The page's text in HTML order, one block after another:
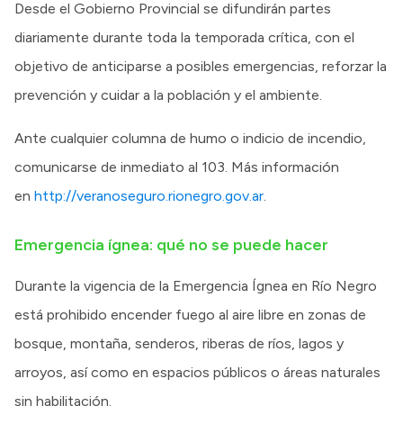
Desde el Gobierno Provincial se difundirán partes
diariamente durante toda la temporada crítica, con el
objetivo de anticiparse a posibles emergencias, reforzar la
prevención y cuidar a la población y el ambiente.
Ante cualquier columna de humo o indicio de incendio,
comunicarse de inmediato al 103. Más información
en http://veranoseguro.rionegro.gov.ar
Emergencia ígnea: qué no se puede hacer
Durante la vigencia de la Emergencia Ígnea en Río Negro
está prohibido encender fuego al aire libre en zonas de
bosque, montaña, senderos, riberas de ríos, lagos y
arroyos, así como en espacios públicos o áreas naturales
sin habilitación.